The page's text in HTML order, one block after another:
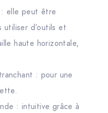
elle peut être
utiliser d’outils et
haute horizontale,
: pour une
: intuitive grâce à